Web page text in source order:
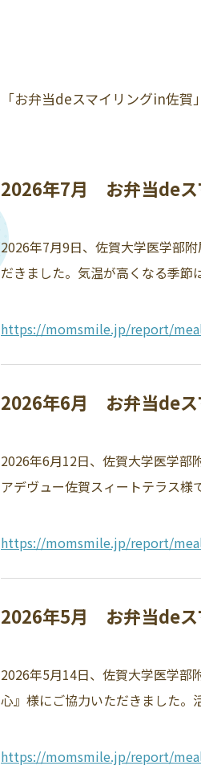
「お弁当deスマイリングin佐賀
2026年7月 お弁当deス
2026年7月9日、佐賀大学医学部
だきました。気温が高くなる季
https://momsmile.jp/report/
2026年6月 お弁当deス
2026年6月12日、佐賀大学医学部
アデヴュー佐賀スィートテラス
https://momsmile.jp/report/
2026年5月 お弁当deス
2026年5月14日、佐賀大学医学部
心』様にご協力いただきました
https://momsmile.jp/report/